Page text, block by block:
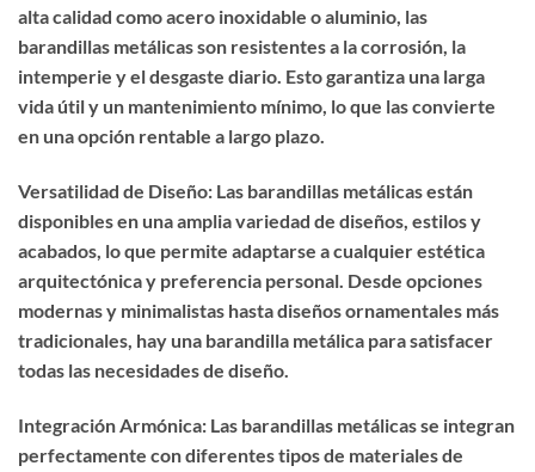
alta calidad como acero inoxidable o aluminio, las
barandillas metálicas son resistentes a la corrosión, la
intemperie y el desgaste diario. Esto garantiza una larga
vida útil y un mantenimiento mínimo, lo que las convierte
en una opción rentable a largo plazo.
Versatilidad de Diseño: Las barandillas metálicas están
disponibles en una amplia variedad de diseños, estilos y
acabados, lo que permite adaptarse a cualquier estética
arquitectónica y preferencia personal. Desde opciones
modernas y minimalistas hasta diseños ornamentales más
tradicionales, hay una barandilla metálica para satisfacer
todas las necesidades de diseño.
Integración Armónica: Las barandillas metálicas se integran
perfectamente con diferentes tipos de materiales de